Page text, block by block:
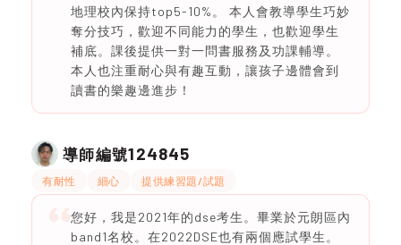
地理校內保持top5-10%。 本人會教導學生巧妙
奪分技巧，歡迎不同能力的學生，也歡迎學生
補底。課後提供一對一問書服務及功課輔導。
本人也注重耐心與有趣互動，讓孩子邊體會到
讀書的樂趣邊進步！
導師編號124845
有耐性 細心 提供練習題/試題
您好，我是2021年的dse考生。畢業於元朗區內
band1名校。在2022DSE也有兩個應試學生。